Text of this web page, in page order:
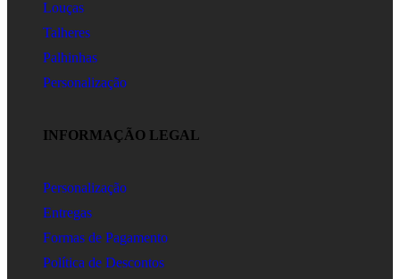
Louças
Talheres
Palhinhas
Personalização
INFORMAÇÃO LEGAL
Personalização
Entregas
Formas de Pagamento
Política de Descontos